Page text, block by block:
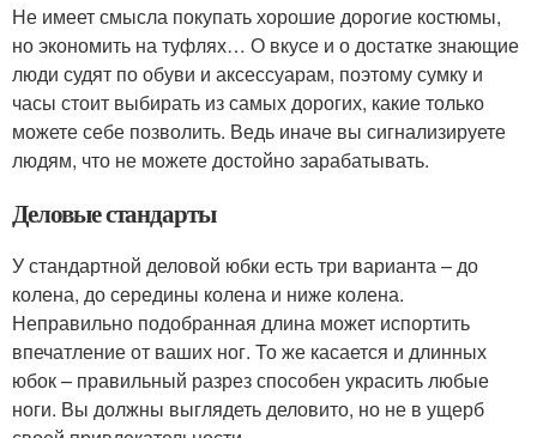
Не имеет смысла покупать хорошие дорогие костюмы,
но экономить на туфлях… О вкусе и о достатке знающие
люди судят по обуви и аксессуарам, поэтому сумку и
часы стоит выбирать из самых дорогих, какие только
можете себе позволить. Ведь иначе вы сигнализируете
людям, что не можете достойно зарабатывать.
Деловые стандарты
У стандартной деловой юбки есть три варианта – до
колена, до середины колена и ниже колена.
Неправильно подобранная длина может испортить
впечатление от ваших ног. То же касается и длинных
юбок – правильный разрез способен украсить любые
ноги. Вы должны выглядеть деловито, но не в ущерб